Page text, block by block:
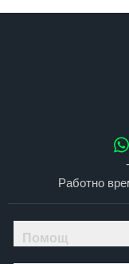
Работно
Помощ